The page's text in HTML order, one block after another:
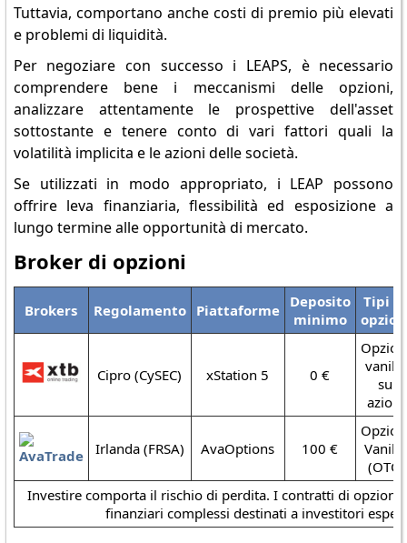
Tuttavia, comportano anche costi di premio più elevati
e problemi di liquidità.
Per negoziare con successo i LEAPS, è necessario
comprendere bene i meccanismi delle opzioni,
analizzare attentamente le prospettive dell'asset
sottostante e tenere conto di vari fattori quali la
volatilità implicita e le azioni delle società.
Se utilizzati in modo appropriato, i LEAP possono
offrire leva finanziaria, flessibilità ed esposizione a
lungo termine alle opportunità di mercato.
Broker di opzioni
Brokers Regolamento Piattaforme
Deposito
minimo
Tipi di
Cipro (CySEC) xStation 5 0 €
vanilla
su
azioni
Irlanda (FRSA) AvaOptions 100 €
Vanilla
(OTC)
Investire comporta il rischio di perdita. I contratti di
finanziari complessi destinati a investitori